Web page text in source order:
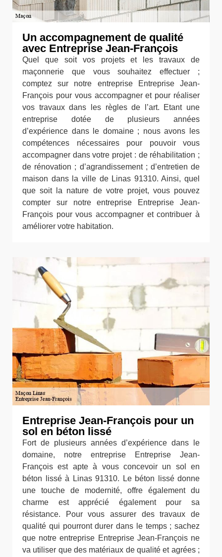
Un accompagnement de qualité
avec Entreprise Jean-François
Quel que soit vos projets et les travaux de
maçonnerie que vous souhaitez effectuer ;
comptez sur notre entreprise Entreprise Jean-
François pour vous accompagner et pour réaliser
vos travaux dans les règles de l’art. Etant une
entreprise dotée de plusieurs années
d’expérience dans le domaine ; nous avons les
compétences nécessaires pour pouvoir vous
accompagner dans votre projet : de réhabilitation ;
de rénovation ; d’agrandissement ; d’entretien de
maison dans la ville de Linas 91310. Ainsi, quel
que soit la nature de votre projet, vous pouvez
compter sur notre entreprise Entreprise Jean-
François pour vous accompagner et contribuer à
améliorer votre habitation.
Entreprise Jean-François pour un
sol en béton lissé
Fort de plusieurs années d’expérience dans le
domaine, notre entreprise Entreprise Jean-
François est apte à vous concevoir un sol en
béton lissé à Linas 91310. Le béton lissé donne
une touche de modernité, offre également du
charme est apprécié également pour sa
résistance. Pour vous assurer des travaux de
qualité qui pourront durer dans le temps ; sachez
que notre entreprise Entreprise Jean-François ne
va utiliser que des matériaux de qualité et agrées ;